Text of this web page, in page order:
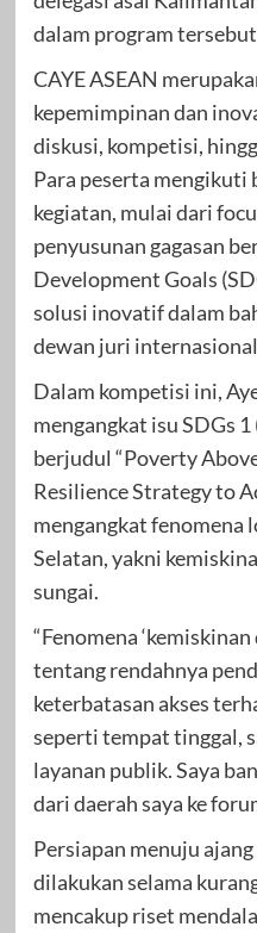
dalam program
CAYE ASEAN
kepemimpinan dan
diskusi, kompetisi,
Para peserta mengikuti
kegiatan, mulai dari
penyusunan gagasan
Development Goals
solusi inovatif dalam
dewan juri
Dalam kompetisi ini,
mengangkat isu SDGs
berjudul “Poverty
Resilience Strategy to
mengangkat fenomena
Selatan, yakni
sungai.
“Fenomena
tentang rendahnya
keterbatasan akses
seperti tempat tinggal,
layanan publik. Saya
dari daerah saya ke
Persiapan menuju
dilakukan selama
mencakup riset